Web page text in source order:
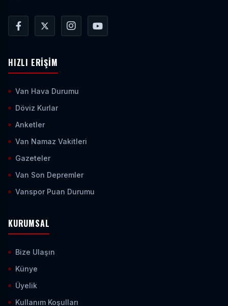
HIZLI ERIŞIM
Van Hava Durumu
Döviz Kurlar
Anketler
Van Namaz Vakitleri
Gazeteler
Van Son Depremler
Vanspor Puan Durumu
KURUMSAL
Bize Ulaşın
Künye
Üyelik
Kullanım Koşulları